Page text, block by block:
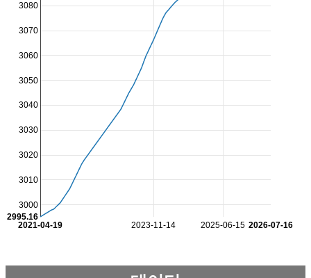
2023-11-14 2025-06-15
2021-04-19 2026-07-16
3000
3010
3020
3030
3040
3050
3060
3070
3080
2995.16